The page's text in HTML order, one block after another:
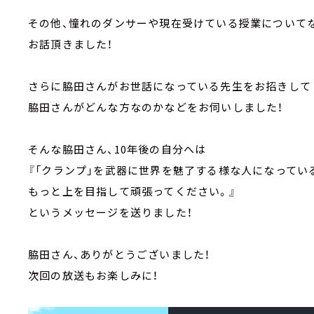
その他、憧れのダンサーや現在受けている授業について
お話頂きました！
さらに脇田さんがお世話になっている先生をお招きして
脇田さんがどんな方なのかなどをお伺いしました！
そんな脇田さん、10年後の自分へは
『「クランプ」を武器に世界を魅了する様な人になってい
もっと上を目指して頑張ってください。』
というメッセージを送りました！
脇田さん、ありがとうございました！
次回の放送もお楽しみに！